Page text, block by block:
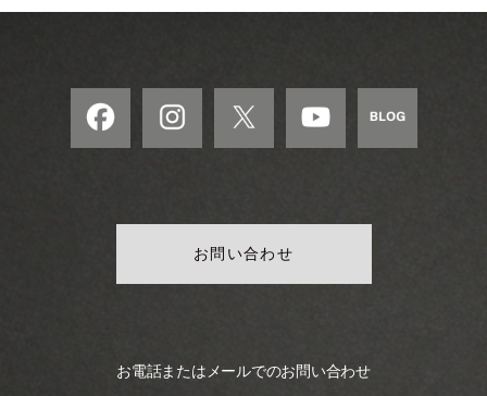
お問い合わせ
お電話またはメールでのお問い合わせ